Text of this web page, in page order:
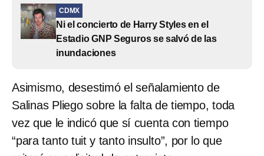
CDMX
Ni el concierto de Harry Styles en el
Estadio GNP Seguros se salvó de las
inundaciones
Asimismo, desestimó el señalamiento de
Salinas Pliego sobre la falta de tiempo, toda
vez que le indicó que sí cuenta con tiempo
“para tanto tuit y tanto insulto”, por lo que